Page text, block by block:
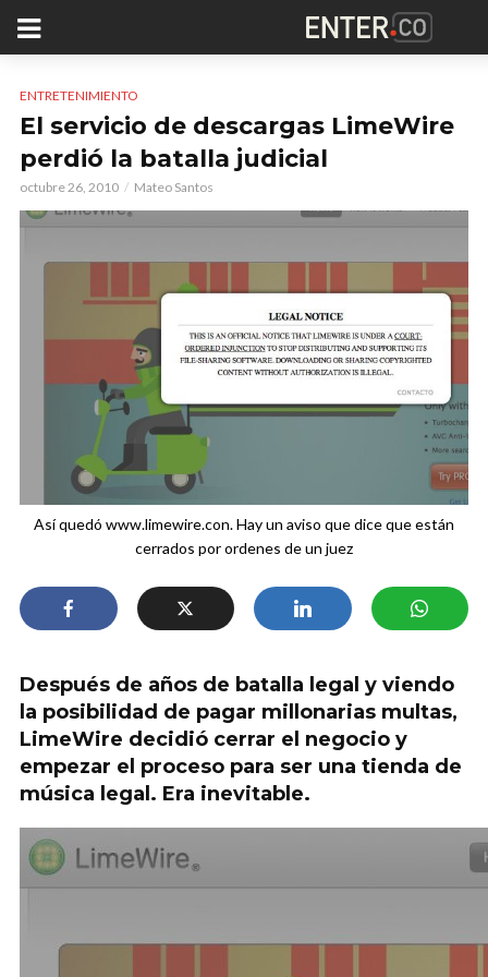
ENTRETENIMIENTO
El servicio de descargas LimeWire
perdió la batalla judicial
octubre 26, 2010 Mateo Santos
Así quedó www.limewire.con. Hay un aviso que dice que están
cerrados por ordenes de un juez
Después de años de batalla legal y viendo
la posibilidad de pagar millonarias multas,
LimeWire decidió cerrar el negocio y
empezar el proceso para ser una tienda de
música legal. Era inevitable.